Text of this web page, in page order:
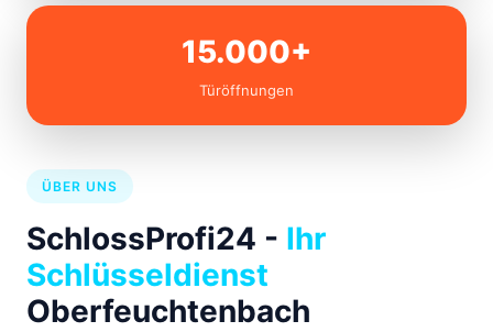
15.000+
Türöffnungen
ÜBER UNS
SchlossProfi24 - Ihr
Schlüsseldienst
Oberfeuchtenbach